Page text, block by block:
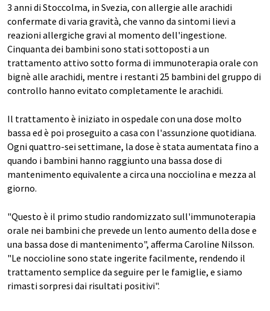
3 anni di Stoccolma, in Svezia, con allergie alle arachidi
confermate di varia gravità, che vanno da sintomi lievi a
reazioni allergiche gravi al momento dell'ingestione.
Cinquanta dei bambini sono stati sottoposti a un
trattamento attivo sotto forma di immunoterapia orale con
bignè alle arachidi, mentre i restanti 25 bambini del gruppo di
controllo hanno evitato completamente le arachidi.
Il trattamento è iniziato in ospedale con una dose molto
bassa ed è poi proseguito a casa con l'assunzione quotidiana.
Ogni quattro-sei settimane, la dose è stata aumentata fino a
quando i bambini hanno raggiunto una bassa dose di
mantenimento equivalente a circa una nocciolina e mezza al
giorno.
"Questo è il primo studio randomizzato sull'immunoterapia
orale nei bambini che prevede un lento aumento della dose e
una bassa dose di mantenimento", afferma Caroline Nilsson.
"Le noccioline sono state ingerite facilmente, rendendo il
trattamento semplice da seguire per le famiglie, e siamo
rimasti sorpresi dai risultati positivi".